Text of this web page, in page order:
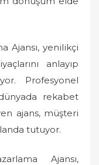
Ajansı, yenilikçi
anlayıp
Profesyonel
rekabet
ajans, müşteri
tutuyor.
Ajansı,